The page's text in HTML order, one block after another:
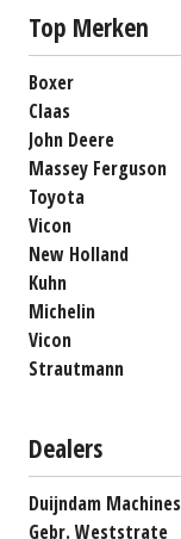
Top Merken
Boxer
Claas
John Deere
Massey Ferguson
Toyota
Vicon
New Holland
Kuhn
Michelin
Vicon
Strautmann
Dealers
Duijndam Machines
Gebr. Weststrate